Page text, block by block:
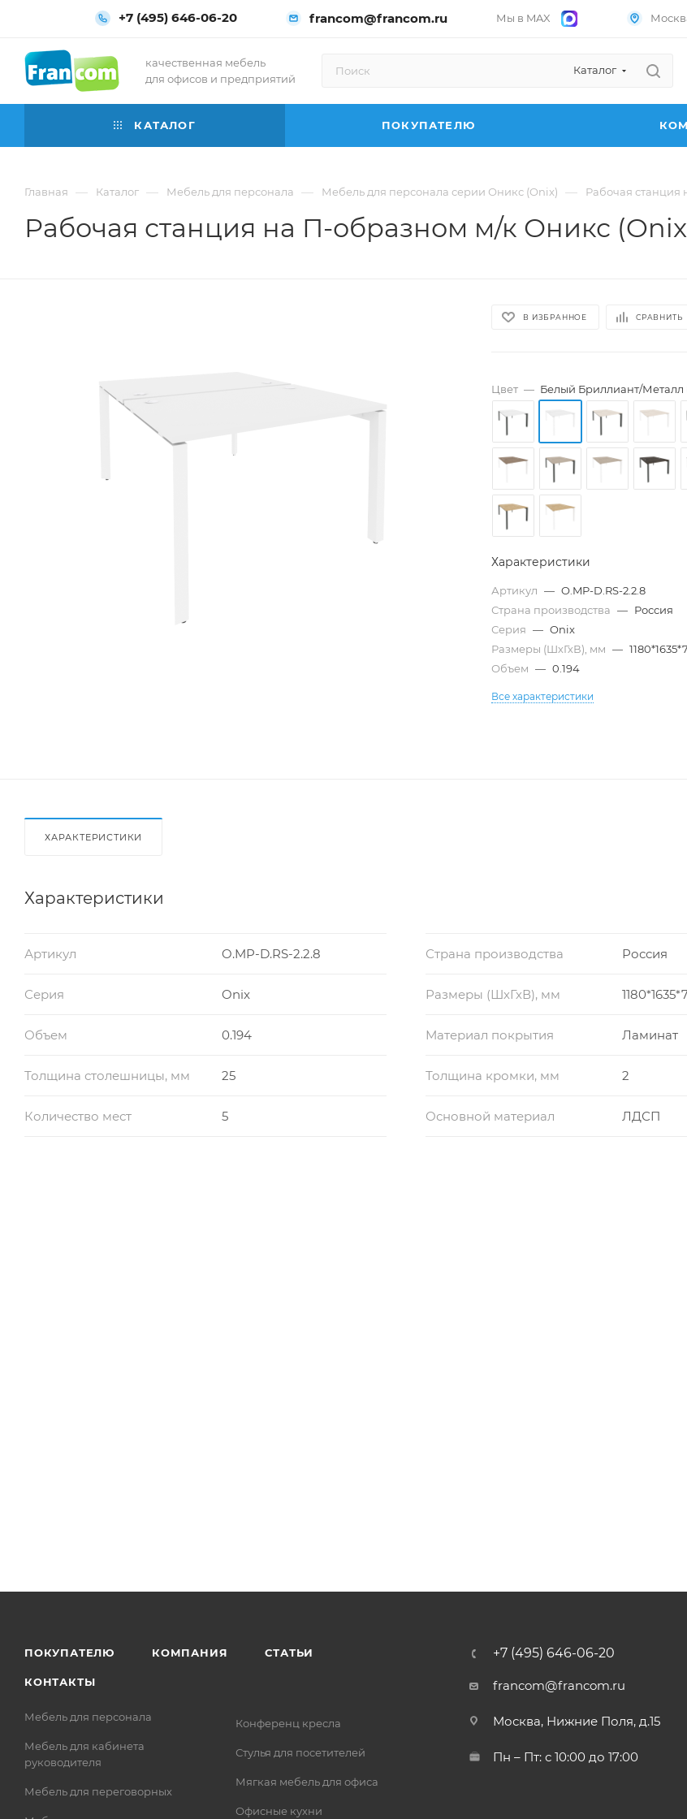
+7 (495) 646-06-20 francom@francom.ru Мы в MAX
качественная мебель
для офисов и предприятий
Каталог
КАТАЛОГ ПОКУПАТЕЛЮ
Главная — Каталог — Мебель для персонала — Мебель для персонала серии Оникс (Onix) — Рабочая станция
Рабочая станция на П-образном м/к Оникс
В ИЗБРАННОЕ СРАВНИТЬ
Цвет — Белый Бриллиант/Металл
Характеристики
Артикул — O.MP-D.RS-2.2.8
Страна производства — Россия
Серия — Onix
Размеры (ШхГхВ), мм —
Объем — 0.194
Все характеристики
ХАРАКТЕРИСТИКИ
Характеристики
Артикул O.MP-D.RS-2.2.8 Страна производства Россия
Серия Onix Размеры (ШхГхВ), мм
Объем 0.194 Материал покрытия Ламинат
Толщина столешницы, мм 25 Толщина кромки, мм 2
Количество мест 5 Основной материал ЛДСП
ПОКУПАТЕЛЮ КОМПАНИЯ СТАТЬИ
КОНТАКТЫ
Мебель для персонала
Мебель для кабинета
руководителя
Мебель для переговорных
Конференц кресла
Стулья для посетителей
Мягкая мебель для офиса
Офисные кухни
+7 (495) 646-06-20
francom@francom.ru
Москва, Нижние Поля, д.15
Пн – Пт: с 10:00 до 17:00